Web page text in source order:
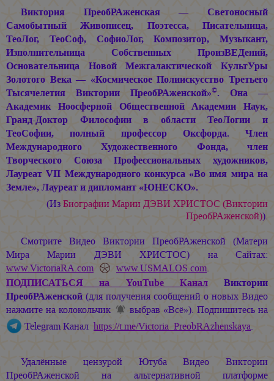
Виктория ПреобРАженская — Светоносный
Самобытный Живописец, Поэтесса, Писательница,
ТеоЛог, ТеоСоф, СофиоЛог, Композитор, Музыкант,
Изполнительница Собственных ПроизВЕДений,
Основательница Новой Межгалактической КультУры
Золотого Века — «Космическое Полиискусство Третьего
Тысячелетия Виктории ПреобРАженской»©. Она —
Академик Ноосферной Общественной Академии Наук,
Гранд-Доктор Философии в области ТеоЛогии и
ТеоСофии, полный профессор Оксфорда. Член
Международного Художественного Фонда, член
Творческого Союза Профессиональных художников,
Лауреат VII Международного конкурса «Во имя мира на
Земле», Лауреат и дипломант «ЮНЕСКО».
(ИзБиографииМарии ДЭВИ ХРИСТОС (Виктории
ПреобРАженской)).
Смотрите Видео Виктории ПреобРАженской (Матери
МираМарии ДЭВИ ХРИСТОС) на Сайтах:
www.VictoriaRA.com
www.USMALOS.com.
ПОДПИСАТЬСЯ на YouTube КаналВиктории
ПреобРАженской (для получения сообщений о новых Видео
нажмите на колокольчик
выбрав «Всё»). Подпишитесь на
Telegram Канал https://t.me/Victoria_PreobRAzhenskaya.
Удалённые цензурой Ютуба Видео Виктории
ПреобРАженской на альтернативной платформе